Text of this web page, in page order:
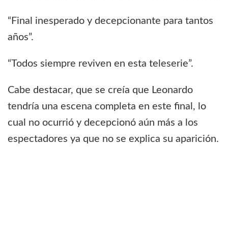
“Final inesperado y decepcionante para tantos
años”.
“Todos siempre reviven en esta teleserie”.
Cabe destacar, que se creía que Leonardo
tendría una escena completa en este final, lo
cual no ocurrió y decepcionó aún más a los
espectadores ya que no se explica su aparición.